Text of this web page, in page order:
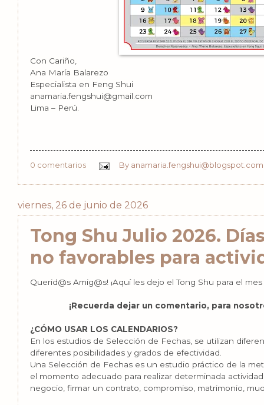
Con Cariño,
Ana María Balarezo
Especialista en Feng Shui
anamaria.fengshui@gmail.com
Lima – Perú.
0 comentarios By anamaria.fengshui@blogspot.com
viernes, 26 de junio de 2026
Tong Shu Julio 2026.
no favorables para
Querid@s Amig@s! ¡Aquí les dejo el Tong Shu para el
¡Recuerda dejar un comentario, para
¿CÓMO USAR LOS CALENDARIOS?
En los estudios de Selección de Fechas, se utilizan
diferentes posibilidades y grados de efectividad.
Una Selección de Fechas es un estudio práctico de la
el momento adecuado para realizar determinada
negocio, firmar un contrato, compromiso, matrimonio,